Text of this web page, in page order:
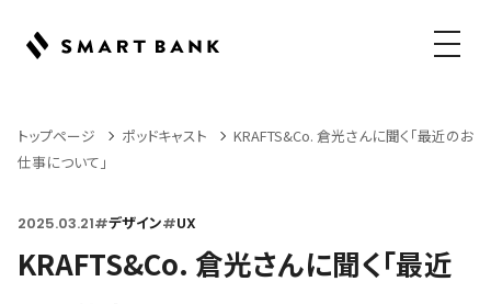
メニュ
トップページ ポッドキャスト
KRAFTS&Co. 倉光さんに聞く「最近のお
仕事について」
2025.03.21#デザイン#UX
KRAFTS&Co. 倉光さんに聞く「最近